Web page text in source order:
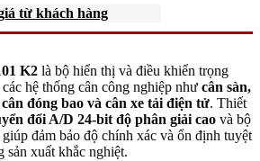
từ khách hàng
K2 là bộ hiển thị và điều khiển trọng
hệ thống cân công nghiệp như cân sàn,
đóng bao và cân xe tải điện tử. Thiết
đổi A/D 24-bit độ phân giải cao và bộ
đảm bảo độ chính xác và ổn định tuyệt
sản xuất khắc nghiệt.